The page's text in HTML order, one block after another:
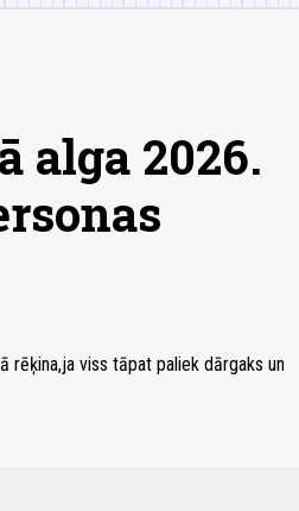
alga 2026.
rēķina,ja viss tāpat paliek dārgaks un